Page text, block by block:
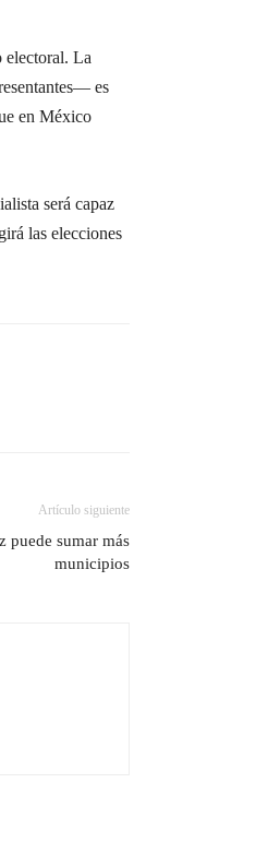
electoral. La
es
en México
será capaz
las elecciones
Artículo siguiente
puede sumar más
municipios